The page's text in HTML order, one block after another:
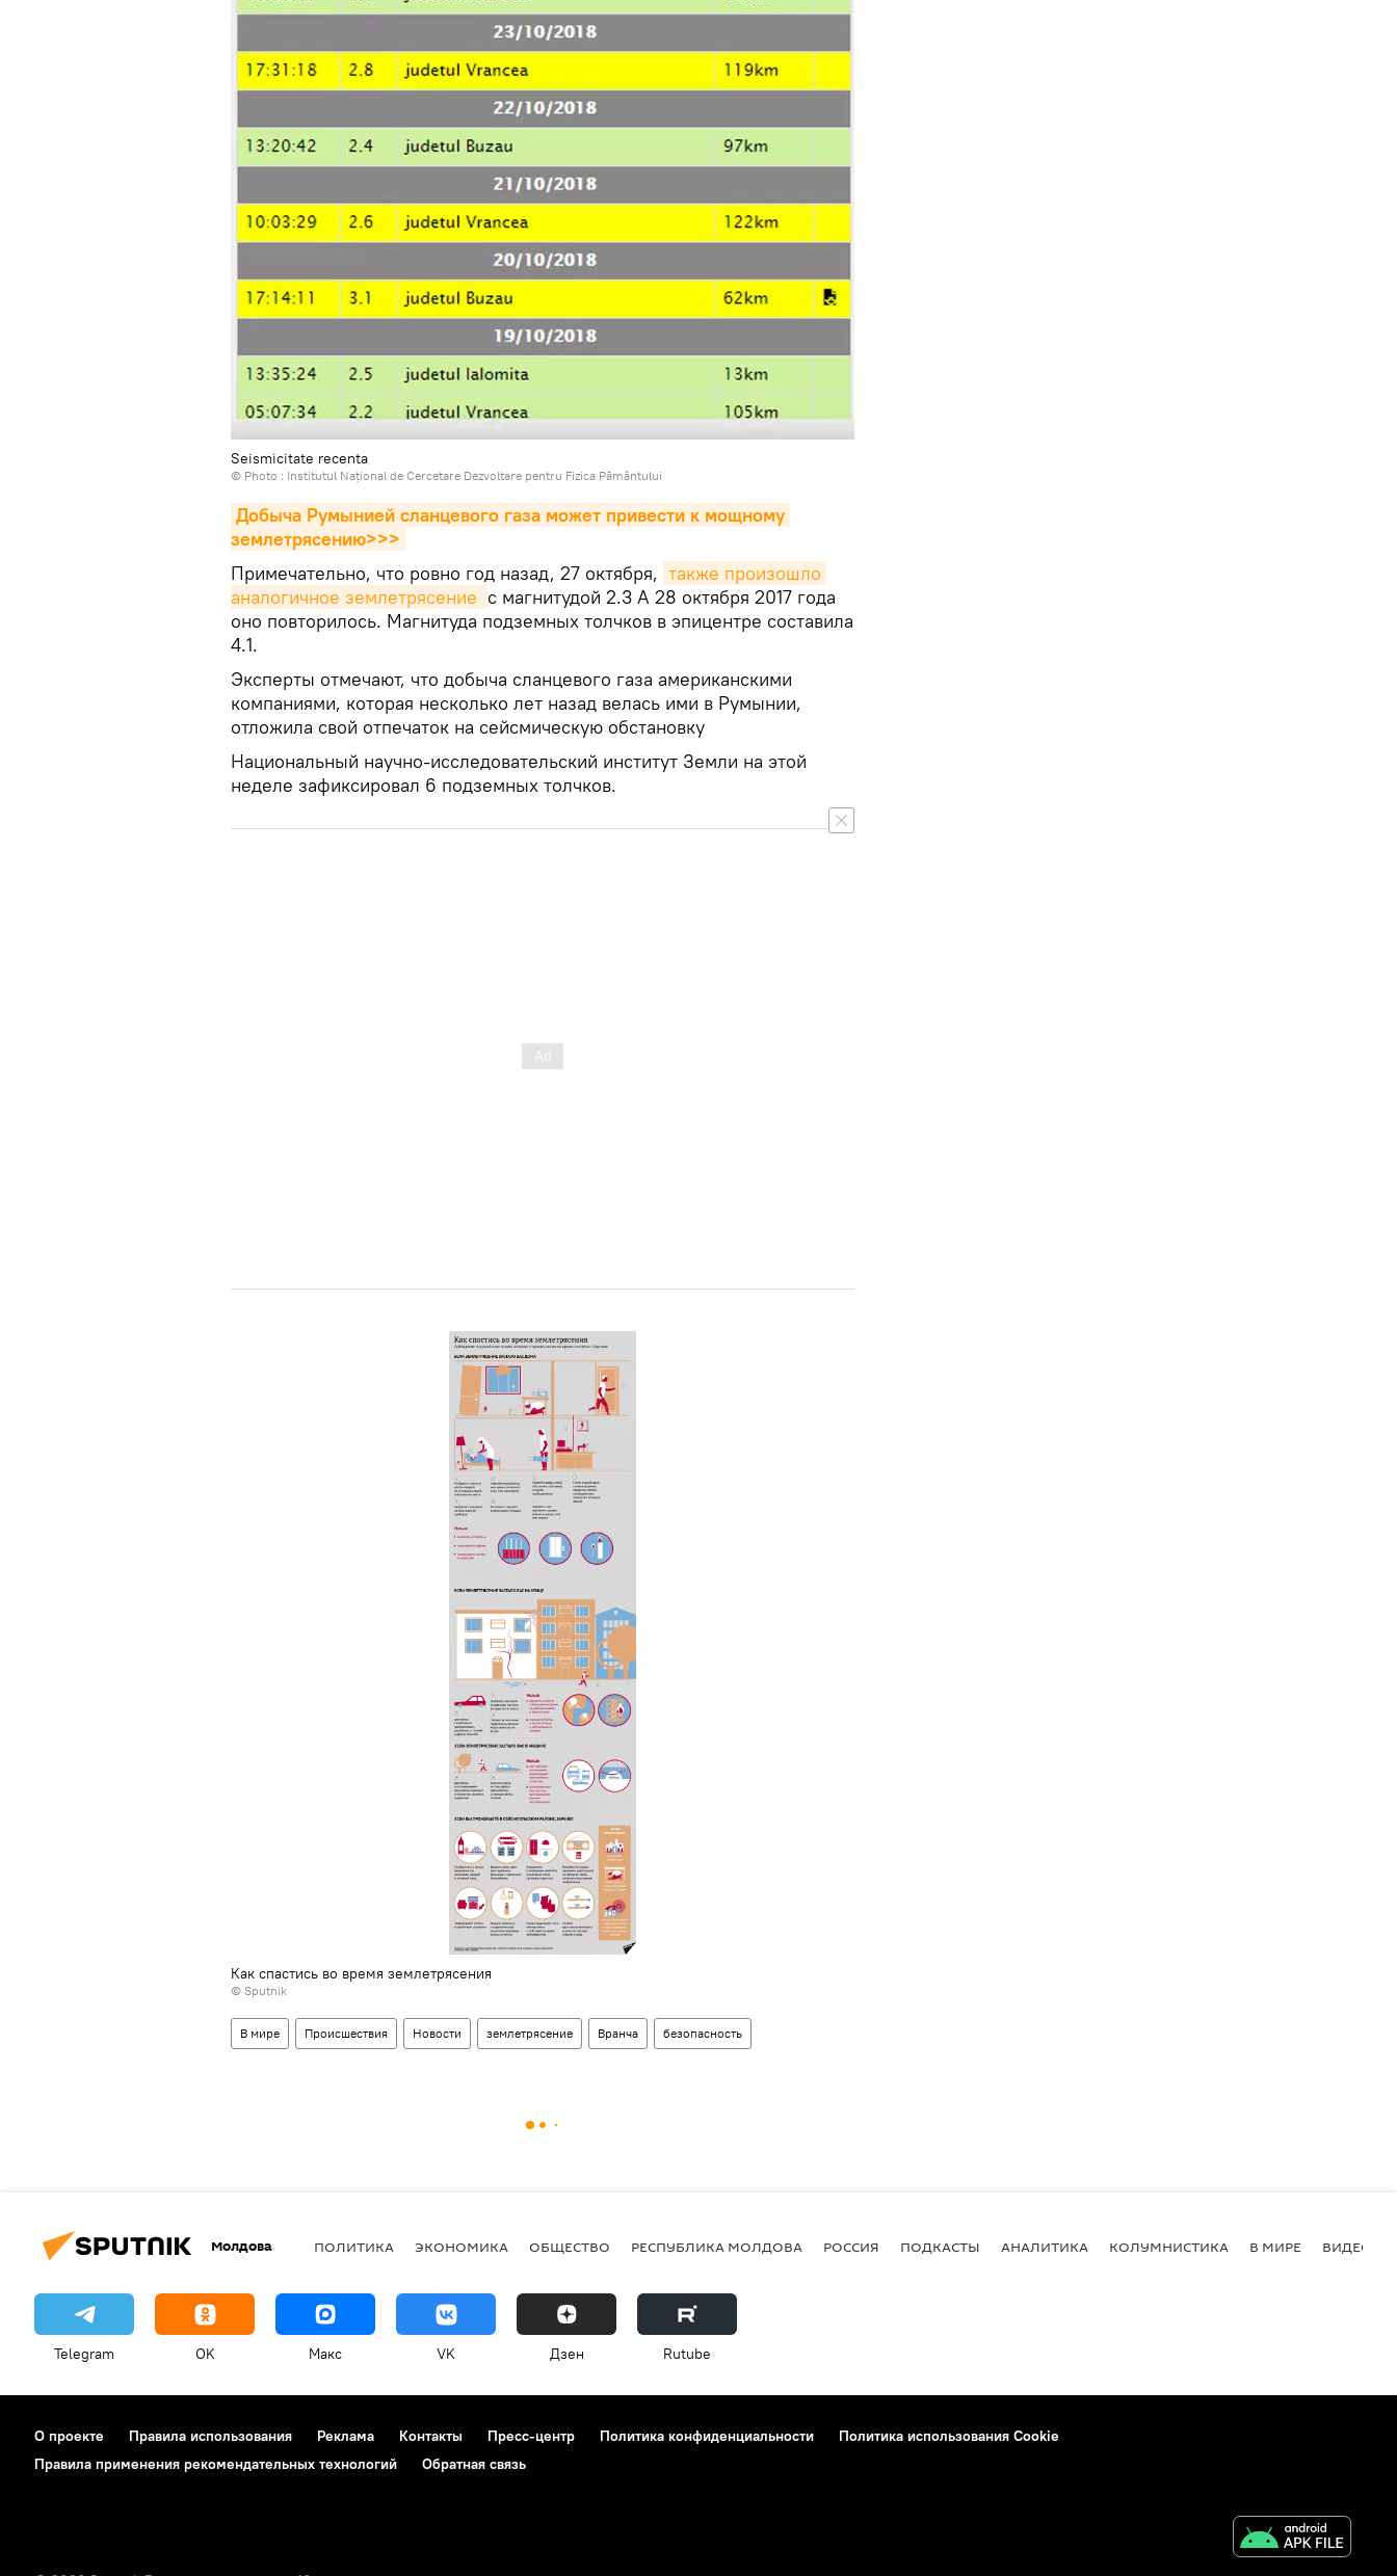
Seismicitate recenta
© Photo : Institutul Național de Cercetare Dezvoltare pentru Fizica Pământului
Добыча Румынией сланцевого газа может привести к мощному
землетрясению>>>
Примечательно, что ровно год назад, 27 октября, также произошло
аналогичное землетрясение с магнитудой 2.3 А 28 октября 2017 года
оно повторилось. Магнитуда подземных толчков в эпицентре составила
4.1.
Эксперты отмечают, что добыча сланцевого газа американскими
компаниями, которая несколько лет назад велась ими в Румынии,
отложила свой отпечаток на сейсмическую обстановку
Национальный научно-исследовательский институт Земли на этой
неделе зафиксировал 6 подземных толчков.
Как спастись во время землетрясения
© Sputnik
В мире Происшествия Новости землетрясение Вранча безопасность
Молдова ПОЛИТИКА ЭКОНОМИКА ОБЩЕСТВО РЕСПУБЛИКА МОЛДОВА РОССИЯ ПОДКАСТЫ АНАЛИТИКА КОЛУМНИСТИКА В МИРЕ ВИДЕО
Telegram OK Макс VK Дзен Rutube
О проекте Правила использования Реклама Контакты Пресс-центр Политика конфиденциальности
Политика использования Cookie
Правила применения рекомендательных технологий
Обратная связь